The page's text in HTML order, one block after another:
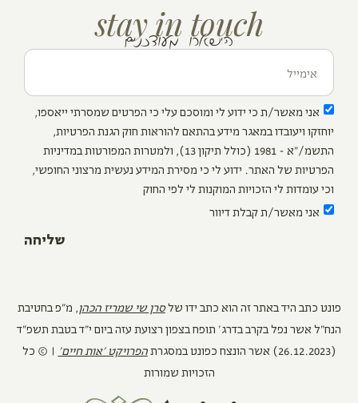
stay in touch
הישארו מעודכנים
אני מאשר/ת כי ידוע לי ומוסכם עלי כי הפרטים שמסרתי ייאספו,
יוחזקו ויעובדו במאגר מידע בהתאם להוראות חוק הגנת הפרטיות,
התשמ/"א - 1981 (כולל תיקון 13), ולמטרות המפורטות במדיניות
הפרטיות של האתר. ידוע לי כי מסירת המידע נעשית מרצוני החופשי,
וכי עומדות לי הזכויות המוקנות לי לפי החוק
אני מאשר/ת קבלת דיוור
שליחה
פונט כתב היד באתר זה הוא כתב ידו שלסרן שי שמריז הכהן, מ"פ בחטיבת
הנח"ל אשר נפל בקרב בדרג' תופח בצפון רצועת עזה ביום י"ד בטבת תשפ"ד
(26.12.2023) אשר הונצח כפונט במסגרת
הפרויקט ׳אות חיים׳ | © כל
הזכויות שמורות